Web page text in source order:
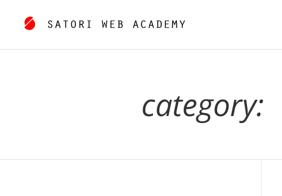
category: